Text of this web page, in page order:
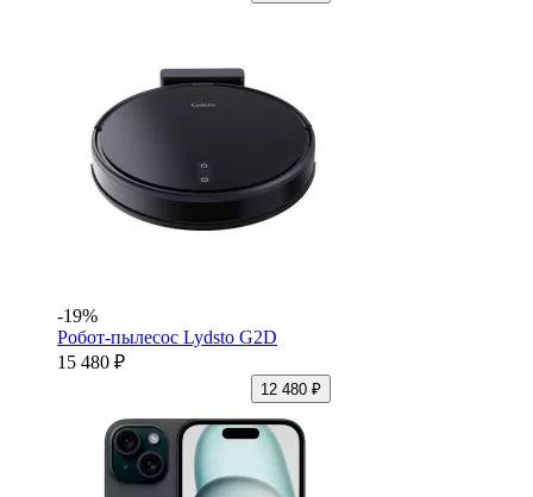
-19%
Робот-пылесос Lydsto G2D
15 480 ₽
12 480 ₽